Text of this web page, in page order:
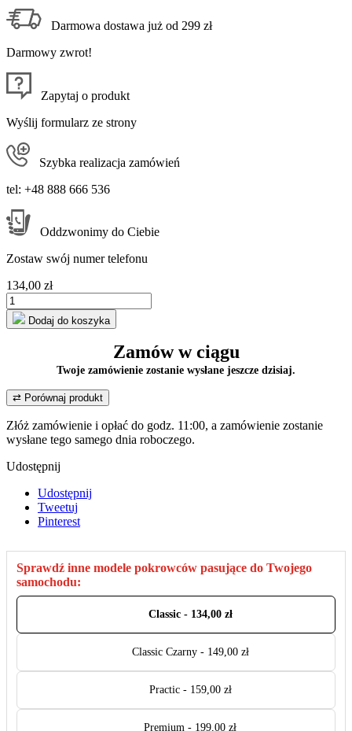
Darmowa dostawa już od 299 zł
Darmowy zwrot!
Zapytaj o produkt
Wyślij formularz ze strony
Szybka realizacja zamówień
tel: +48 888 666 536
Oddzwonimy do Ciebie
Zostaw swój numer telefonu
134,00 zł
Dodaj do koszyka
Zamów w ciągu
Twoje zamówienie zostanie wysłane jeszcze dzisiaj.
⇄ Porównaj produkt
Złóż zamówienie i opłać do godz. 11:00, a zamówienie zostanie
wysłane tego samego dnia roboczego.
Udostępnij
Udostępnij
Tweetuj
Pinterest
Sprawdź inne modele pokrowców pasujące do Twojego
samochodu:
Classic - 134,00 zł
Classic Czarny - 149,00 zł
Practic - 159,00 zł
Premium - 199,00 zł